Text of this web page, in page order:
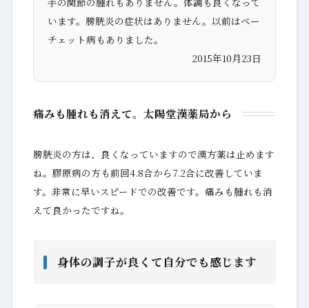
います。膀胱炎の症状はありません。以前はベー
チェット病もありました。
2015年10月23日
痛みも腫れも消えて。太陽堂漢薬局から
膀胱炎の方は、良くなっていますので漢方薬は止めます
ね。膠原病の方も前回4.8合から7.2合に改善していま
す。非常に早いスピードでの改善です。痛みも腫れも消
えて良かったですね。
身体の調子が良くて自分でも感じます